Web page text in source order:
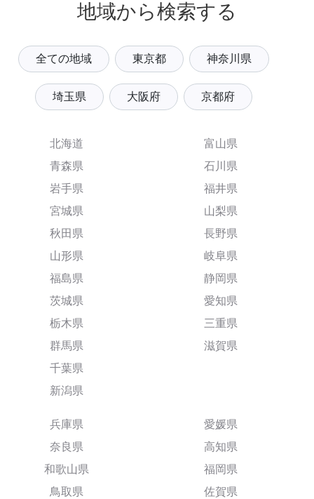
地域から検索する
全ての地域 東京都 神奈川県
埼玉県 大阪府 京都府
北海道
青森県
岩手県
宮城県
秋田県
山形県
福島県
茨城県
栃木県
群馬県
千葉県
新潟県
富山県
石川県
福井県
山梨県
長野県
岐阜県
静岡県
愛知県
三重県
滋賀県
兵庫県
奈良県
和歌山県
鳥取県
愛媛県
高知県
福岡県
佐賀県